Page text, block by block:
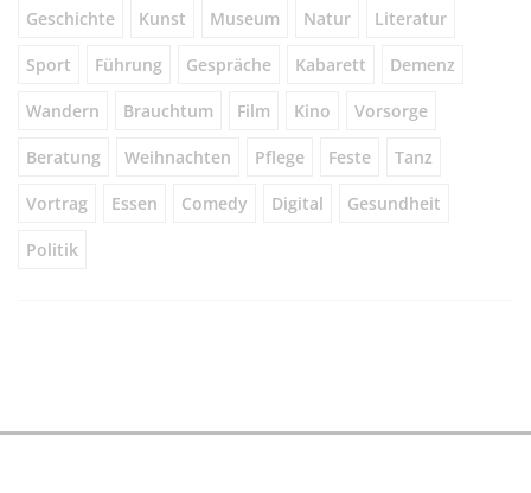
Geschichte Kunst Museum Natur Literatur
Sport Führung Gespräche Kabarett Demenz
Wandern Brauchtum Film Kino Vorsorge
Beratung Weihnachten Pflege Feste Tanz
Vortrag Essen Comedy Digital Gesundheit
Politik